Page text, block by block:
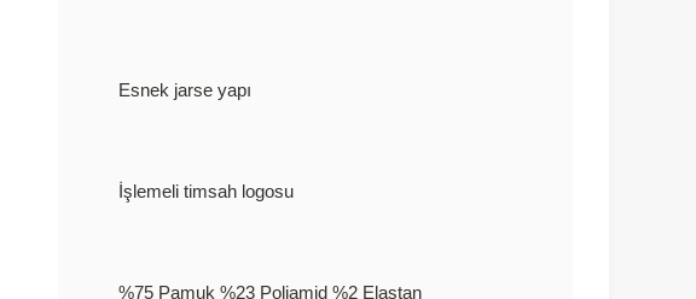
Esnek jarse yapı
İşlemeli timsah logosu
%75 Pamuk %23 Poliamid %2 Elastan